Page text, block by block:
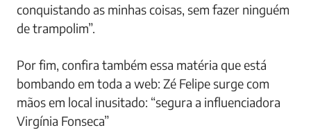
conquistando as minhas coisas, sem fazer ninguém
de trampolim”.
Por fim, confira também essa matéria que está
bombando em toda a web: Zé Felipe surge com
mãos em local inusitado: “segura a influenciadora
Virgínia Fonseca”